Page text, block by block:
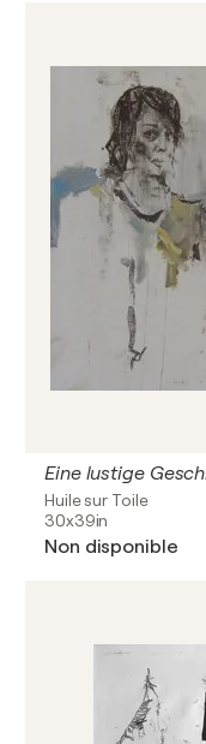
Eine lustige
Huile sur Toile
30x39in
Non disponible